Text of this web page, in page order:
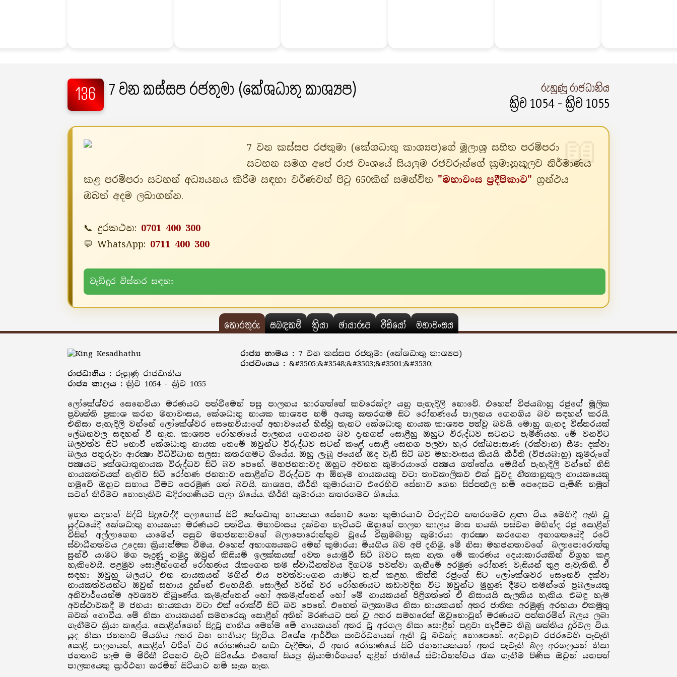
136 7 වන කස්සප රජතුමා (කේශධාතු කාශ්‍යප) රුහුණු රාජධානිය
ක්‍රිව 1054 - ක්‍රිව 1055
7 වන කස්සප රජතුමා (කේශධාතු කාශ්‍යප)ගේ මූලාශ්‍ර සහිත පරම්පරා
සටහන සමග අපේ රාජ වංශයේ සියලුම රජවරුන්ගේ ක්‍රමානුකූලව නිර්මාණය
කළ පරම්පරා සටහන් අධ්‍යයනය කිරීම සඳහා වර්ණවත් පිටු 650කින් සමන්විත "මහාවංස ප්‍රදීපිකාව" ග්‍රන්ථය
ඔබත් අදම ලබාගන්න.
📞 දුරකථන: 0701 400 300
💬 WhatsApp: 0711 400 300
වැඩිදුර විස්තර සඳහා
තොරතුරු සබඳකම් ක්‍රියා ඡායාරූප වීඩියෝ මහාවංසය
රාජ්‍ය නාමය : 7 වන කස්සප රජතුමා (කේශධාතු කාශ්‍යප)
රාජවංශය : &#3505;&#3548;&#3503;&#3501;&#3530;
රාජධානිය : රුහුණු රාජධානිය
රාජ්‍ය කාලය :ක්‍රිව 1054 - ක්‍රිව 1055
ලෝකේශ්වර සෙනෙවියා මරණයට පත්වීමෙන් පසු පාලනය භාරගත්තේ කවරෙක්ද? යනු පැහැදිලි නොවේ. එහෙත් විජයබාහු රජුගේ මූලික
ප්‍රවෘත්ති ප්‍රකාශ කරන මහාවංසය, කේශධාතු නායක කාශ්‍යප නම් අයකු කතරගම සිට රෝහණයේ පාලනය ගෙනගිය බව සඳහන් කරයි.
එනිසා පැහැදිලි වන්නේ ලෝකේශ්වර සෙනෙවියාගේ අභාවයෙන් හිස්වූ තැනට කේශධාතු නායක කාශ්‍යප පත්වූ බවයි. මොහු ගැනද විස්තරයක්
ලේඛනවල සඳහන් වී නැත. කාශ්‍යප රෝහණයේ පාලනය ගෙනයන බව දැනගත් සොළීහු ඔහුට විරුද්ධව සටනට පැමිණියහ. මේ වනවිට
බලවත්ව සිටි නොවී කේශධාතු නායක තෙමේ ඔවුන්ට විරුද්ධව සටන් කළේ සොළී සෙනග පලවා හැර රක්ඛපාසාණ (රක්වාන) සීමා දක්වා
බලය පතුරුවා ආරක්‍ෂා විධිවිධාන සලසා කතරගමට ගියේය. ඔහු ලැබූ ජයෙන් ඔද වැඩී සිටි බව මහාවංසය කියයි. කීර්ති (විජයබාහු) කුමරුගේ
පක්‍ෂයට කේශධාතුනායක විරුද්ධව සිටි බව පෙනේ. මහජනතාවද ඔහුට අවනත කුමාරයාගේ පක්‍ෂය ගත්තේය. මෙයින් පැහැදිලි වන්නේ නිසි
නායකත්වයක් නැතිව සිටි රෝහණ ජනතාව සොළීන්ට විරුද්ධව ආ ඕනෑම නායකයකු වටා තාවකාලිකව එක් වුවද නීත්‍යානුකූල නායකයෙකු
හමුවේ ඔහුට සහාය වීමට පෙරමුණ ගත් බවයි. කාශ්‍යප, කීර්ති කුමාරයාට එරෙහිව සේනාව ගෙන සිප්පත්‍ථල නම් පෙදෙසට පැමිණි නමුත්
සටන් කිරීමට නොහැකිව ඛදිරංගණියට පලා ගියේය. කීර්ති කුමාරයා කතරගමට ගියේය.
ඉහත සඳහන් සිද්ධි සිදුවෙද්දී පලාගොස් සිටි කේශධාතු නායකයා සේනාව ගෙන කුමාරයාට විරුද්ධව කතරගමට ළඟා විය. මෙහිදී ඇති වූ
යුද්ධයේදී කේශධාතු නායකයා මරණයට පත්විය. මහාවංසය දක්වන හැටියට ඔහුගේ පාලන කාලය මාස හයකි. පස්වන මහින්ද රජු සොළීන්
විසින් අල්ලාගෙන යාමෙන් පසුව මහජනතාවගේ බලාපොරොත්තුව වූයේ වික්‍රමබාහු කුමාරයා ආරක්‍ෂා කරගෙන අනාගතයේදී රටේ
ස්වාධීනත්වය උදෙසා ක්‍රියාත්මක වීමය. එහෙත් අභාග්‍යයකට මෙන් කුමාරයා මියගිය බව අපි දනිමු. මේ නිසා මහජනතාවගේ බලාපොරොත්තු
සුන්වී යාමට මග පෑදුණු නමුදු ඔවුන් කිසියම් ඉලක්කයක් වෙත යොමුවී සිටි බවට සැක නැත. මේ කාරණය දෙයාකාරයකින් විග්‍රහ කළ
හැකිවෙයි. පළමුව සොළීන්ගෙන් රෝහණය රැකගෙන තම ස්වාධීනත්වය දිගටම පවත්වා ගැනීමේ අරමුණ රෝහණ වැසියන් තුළ පැවැතිනි. ඒ
සඳහා ඔවුහු බලයට එන නායකයන් මගින් එය පවත්වාගෙන යාමට තැත් කළහ. කිත්ති රජුගේ සිට ලෝකේශවර සෙනෙවි දක්වා
නායකත්වයන්ට ඔවුන් සහාය දුන්නේ එහෙයිනි. සොලීන් වරින් වර රෝහණයට කඩාවදින විට ඔවුන්ට මුහුණ දීමට තමන්ගේ ප්‍රබලයෙකු
අනිවාර්යෙන්ම අවශ්‍යව තිබුණේය. කැමැත්තෙන් හෝ අකමැත්තෙන් හෝ මේ නායකයන් පිළිගත්තේ ඒ නිසායයි සැලකිය හැකිය. එබඳු හැම
අවස්ථාවකදී ම ජනයා නායකයා වටා එක් රොක්වී සිටි බව පෙනේ. එහෙත් බලකාමය නිසා නායකයන් අතර ජාතික අරමුණු අරභයා එකමුතු
බවක් නොවීය. මේ නිසා නායකයන් සමහරෙකු සොළීන් අතින් මරණයට පත් වූ අතර සමහරෙක් ඔවුනොවුන් මරණයට පත්කරමින් බලය ලබා
ගැනීමට ක්‍රියා කළේය. සොළීන්ගෙන් සිදුවූ හානිය මෙන්ම මේ නායකයන් අතර වූ අරගල නිසා සොළීන් පළවා හැරීමට තිබූ ශක්තිය දුර්වල විය.
යුද නිසා ජනතාව මියගිය අතර ධන හානියද සිදුවිය. විශේෂ ආර්ථික සංවර්ධනයක් ඇති වූ බවක්ද නොපෙනේ. දෙවනුව රජරටෙහි පැවැති
සොළී පාලනයත්, සොළීන් වරින් වර රෝහණයට කඩා වැදීමත්, ඒ අතර රෝහණයේ සිටි ජනනායකයන් අතර පැවැති බල අරගලයන් නිසා
ජනතාව හැම ම මිරිකී විපතට වැටී සිටියේය. එහෙත් සියලු ක්‍රියාමාර්ගයන් තුළින් ජාතියේ ස්වාධීනත්වය රැක ගැනීම පිණිස ඔවුන් යහපත්
පාලකයෙකු ප්‍රාර්ථනා කරමින් සිටියාට නම් සැක නැත.